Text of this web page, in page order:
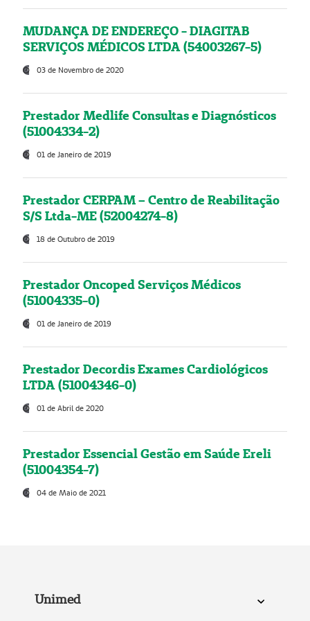
MUDANÇA DE ENDEREÇO - DIAGITAB
SERVIÇOS MÉDICOS LTDA (54003267-5)
03 de Novembro de 2020
Prestador Medlife Consultas e Diagnósticos
(51004334-2)
01 de Janeiro de 2019
Prestador CERPAM – Centro de Reabilitação
S/S Ltda-ME (52004274-8)
18 de Outubro de 2019
Prestador Oncoped Serviços Médicos
(51004335-0)
01 de Janeiro de 2019
Prestador Decordis Exames Cardiológicos
LTDA (51004346-0)
01 de Abril de 2020
Prestador Essencial Gestão em Saúde Ereli
(51004354-7)
04 de Maio de 2021
Unimed